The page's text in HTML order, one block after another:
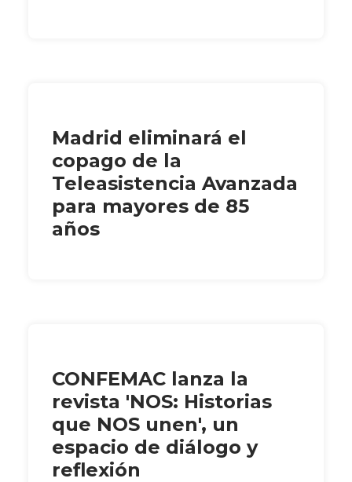
Madrid eliminará el
copago de la
Teleasistencia Avanzada
para mayores de 85
años
CONFEMAC lanza la
revista 'NOS: Historias
que NOS unen', un
espacio de diálogo y
reflexión